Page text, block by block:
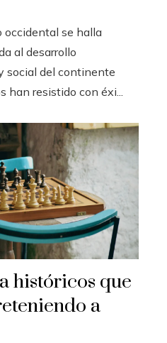
occidental se halla
al desarrollo
social del continente
han resistido con éxi...
históricos que
a